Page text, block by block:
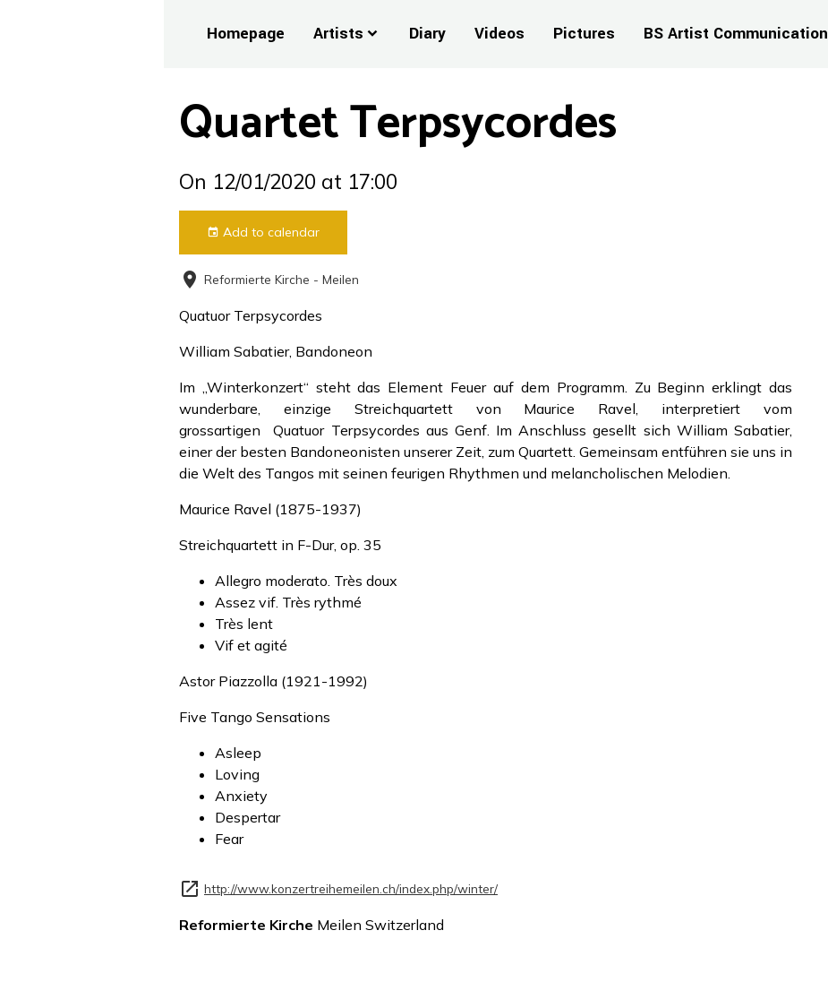
Homepage Artists Diary Videos Pictures BS Artist Communication
Quartet Terpsycordes
On 12/01/2020 at 17:00
Add to calendar
Reformierte Kirche - Meilen
Quatuor Terpsycordes
William Sabatier, Bandoneon
Im „Winterkonzert“ steht das Element Feuer auf dem Programm. Zu Beginn erklingt das
wunderbare, einzige Streichquartett von Maurice Ravel, interpretiert vom
grossartigen Quatuor Terpsycordes aus Genf. Im Anschluss gesellt sich William Sabatier,
einer der besten Bandoneonisten unserer Zeit, zum Quartett. Gemeinsam entführen sie uns in
die Welt des Tangos mit seinen feurigen Rhythmen und melancholischen Melodien.
Maurice Ravel (1875-1937)
Streichquartett in F-Dur, op. 35
Allegro moderato. Très doux
Assez vif. Très rythmé
Très lent
Vif et agité
Astor Piazzolla (1921-1992)
Five Tango Sensations
Asleep
Loving
Anxiety
Despertar
Fear
http://www.konzertreihemeilen.ch/index.php/winter/
Reformierte Kirche Meilen Switzerland